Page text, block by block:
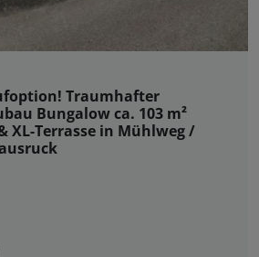
Traumhafter
Bungalow ca. 103 m²
XL-Terrasse in Mühlweg /